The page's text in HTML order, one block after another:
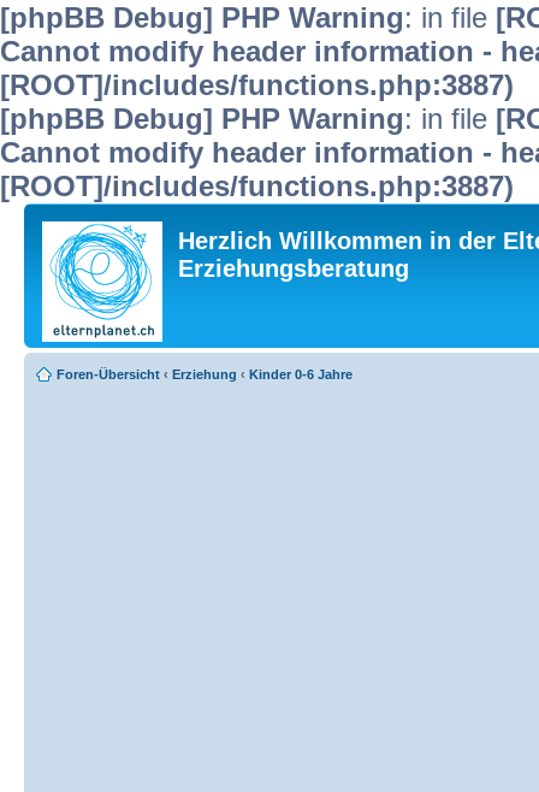
[phpBB Debug] PHP Warning: in file
Cannot modify header information -
[ROOT]/includes/functions.php:3887)
[phpBB Debug] PHP Warning: in file
Cannot modify header information -
[ROOT]/includes/functions.php:3887)
Herzlich Willkommen in der
Erziehungsberatung
Foren-Übersicht ‹ Erziehung ‹ Kinder 0-6 Jahre